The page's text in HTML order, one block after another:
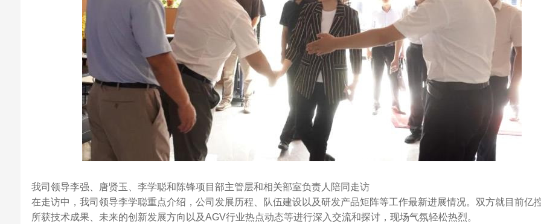
我司领导李强、唐贤玉、李学聪和陈锋项目部主管层和相关部室负责人陪同走访
在走访中，我司领导李学聪重点介绍，公司发展历程、队伍建设以及研发产品矩阵等工作最新进展情况。双方就目前亿
所获技术成果、未来的创新发展方向以及AGV行业热点动态等进行深入交流和探讨，现场气氛轻松热烈。